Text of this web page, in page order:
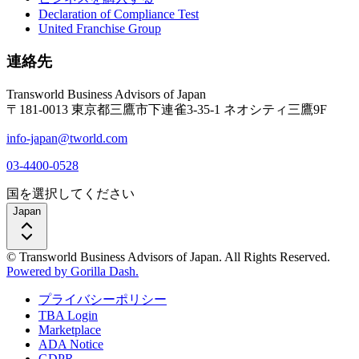
Declaration of Compliance Test
United Franchise Group
連絡先
Transworld Business Advisors of Japan
〒181-0013 東京都三鷹市下連雀3-35-1 ネオシティ三鷹9F
info-japan@tworld.com
03-4400-0528
国を選択してください
Japan
© Transworld Business Advisors of Japan. All Rights Reserved.
Powered by Gorilla Dash.
プライバシーポリシー
TBA Login
Marketplace
ADA Notice